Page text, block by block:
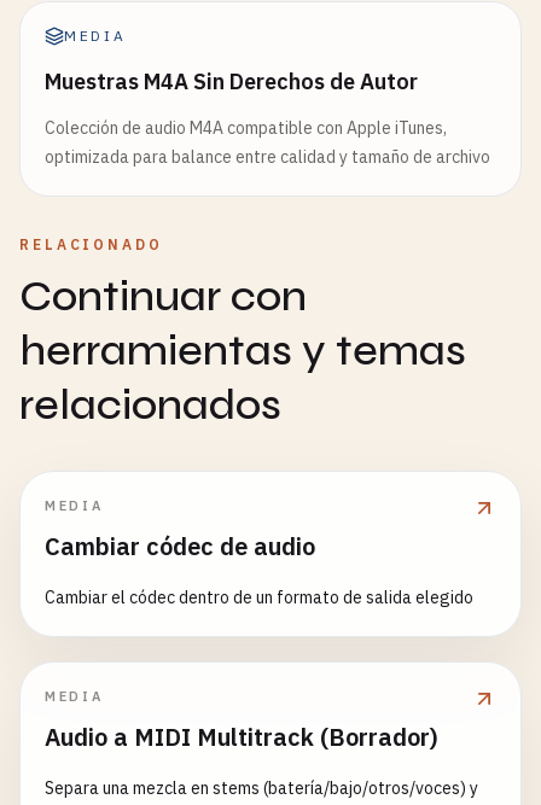
MEDIA
Muestras M4A Sin Derechos de Autor
Colección de audio M4A compatible con Apple iTunes,
optimizada para balance entre calidad y tamaño de archivo
RELACIONADO
Continuar con
herramientas y temas
relacionados
MEDIA
Cambiar códec de audio
Cambiar el códec dentro de un formato de salida elegido
MEDIA
Audio a MIDI Multitrack (Borrador)
Separa una mezcla en stems (batería/bajo/otros/voces) y